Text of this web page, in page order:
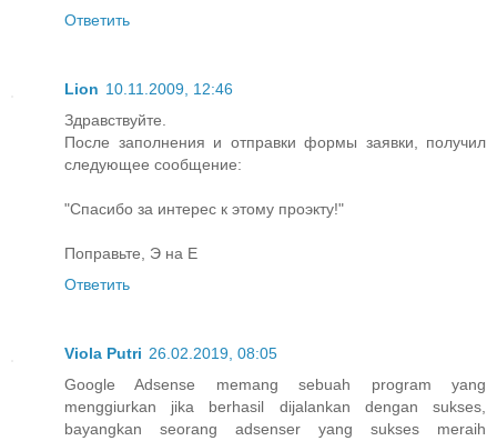
Ответить
Lion 10.11.2009, 12:46
Здравствуйте.
После заполнения и отправки формы заявки, получил
следующее сообщение:
"Спасибо за интерес к этому проэкту!"
Поправьте, Э на Е
Ответить
Viola Putri 26.02.2019, 08:05
Google Adsense memang sebuah program yang
menggiurkan jika berhasil dijalankan dengan sukses,
bayangkan seorang adsenser yang sukses meraih